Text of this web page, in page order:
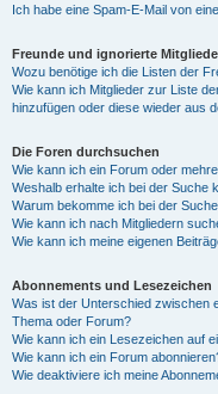
Ich habe eine Spam-E-Mail von
Freunde und ignorierte
Wozu benötige ich die Listen der
Wie kann ich Mitglieder zur Liste
hinzufügen oder diese wieder aus
Die Foren durchsuchen
Wie kann ich ein Forum oder
Weshalb erhalte ich bei der Suche
Warum bekomme ich bei der
Wie kann ich nach Mitgliedern
Wie kann ich meine eigenen
Abonnements und Lesezeichen
Was ist der Unterschied zwischen
Thema oder Forum?
Wie kann ich ein Lesezeichen auf
Wie kann ich ein Forum
Wie deaktiviere ich meine